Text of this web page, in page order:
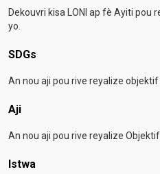
Dekouvri kisa LONI ap fè Ayiti
yo.
SDGs
An nou aji pou rive reyalize
Aji
An nou aji pou rive reyalize
Istwa